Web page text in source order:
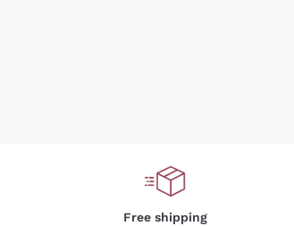
Free shipping